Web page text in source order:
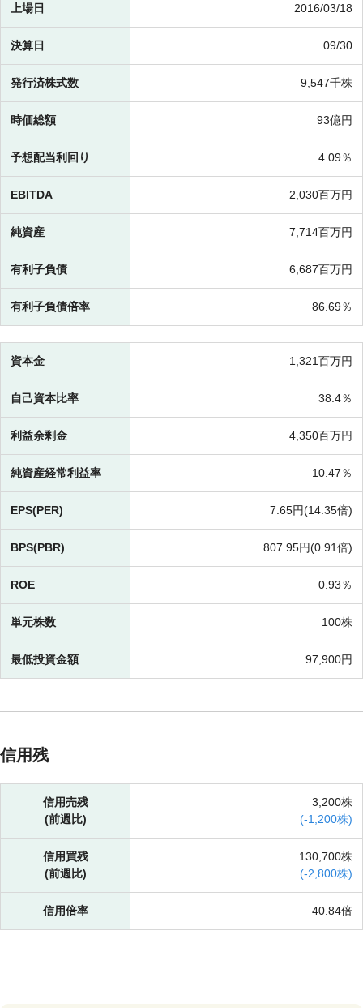
上場日 2016/03/18
決算日 09/30
発行済株式数 9,547千株
時価総額 93億円
予想配当利回り 4.09％
EBITDA 2,030百万円
純資産 7,714百万円
有利子負債 6,687百万円
有利子負債倍率 86.69％
資本金 1,321百万円
自己資本比率 38.4％
利益余剰金 4,350百万円
純資産経常利益率 10.47％
EPS(PER) 7.65円(14.35倍)
BPS(PBR) 807.95円(0.91倍)
ROE 0.93％
単元株数 100株
最低投資金額 97,900円
信用残
信用売残
(前週比)
3,200株
(-1,200株)
信用買残
(前週比)
130,700株
(-2,800株)
信用倍率 40.84倍